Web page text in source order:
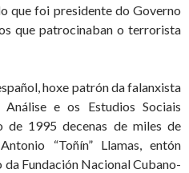
que foi presidente do Governo
que patrocinaban o terrorista
hoxe patrón da falanxista
e os Estudios Sociais
de 1995 decenas de miles de
“Toñín” Llamas, entón
Fundación Nacional Cubano-